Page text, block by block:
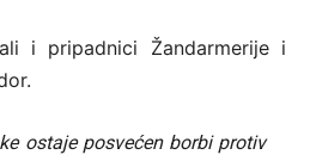
i pripadnici Žandarmerije i
ostaje posvećen borbi protiv